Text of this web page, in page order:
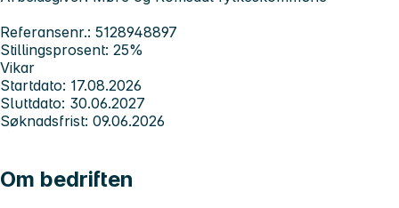
Referansenr.: 5128948897
Stillingsprosent: 25%
Vikar
Startdato: 17.08.2026
Sluttdato: 30.06.2027
Søknadsfrist: 09.06.2026
Om bedriften